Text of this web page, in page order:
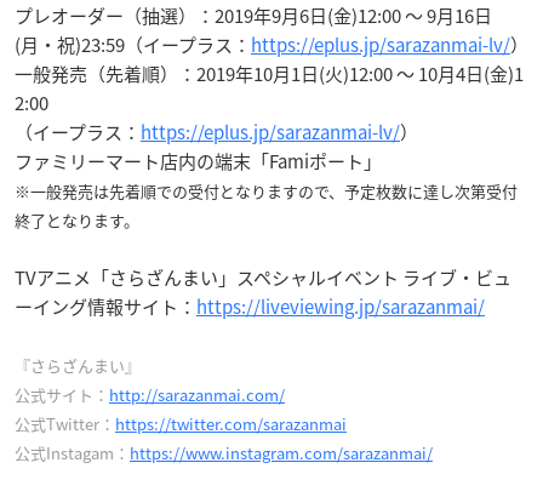
プレオーダー（抽選）：2019年9月6日(金)12:00 ～ 9月16日
(月・祝)23:59（イープラス： https://eplus.jp/sarazanmai-lv/）
一般発売（先着順）：2019年10月1日(火)12:00 ～ 10月4日(金)1
2:00
（イープラス： https://eplus.jp/sarazanmai-lv/）
ファミリーマート店内の端末「Famiポート」
※一般発売は先着順での受付となりますので、予定枚数に達し次第受付
終了となります。
TVアニメ「さらざんまい」スペシャルイベント ライブ・ビュ
ーイング情報サイト： https://liveviewing.jp/sarazanmai/
『さらざんまい』
公式サイト： http://sarazanmai.com/
公式Twitter： https://twitter.com/sarazanmai
公式Instagam： https://www.instagram.com/sarazanmai/